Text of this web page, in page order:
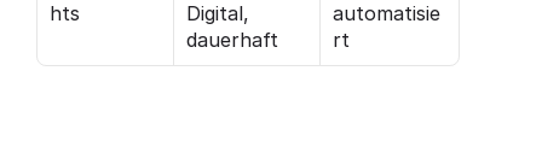
hts
Digital,
dauerhaft
automatisie
rt